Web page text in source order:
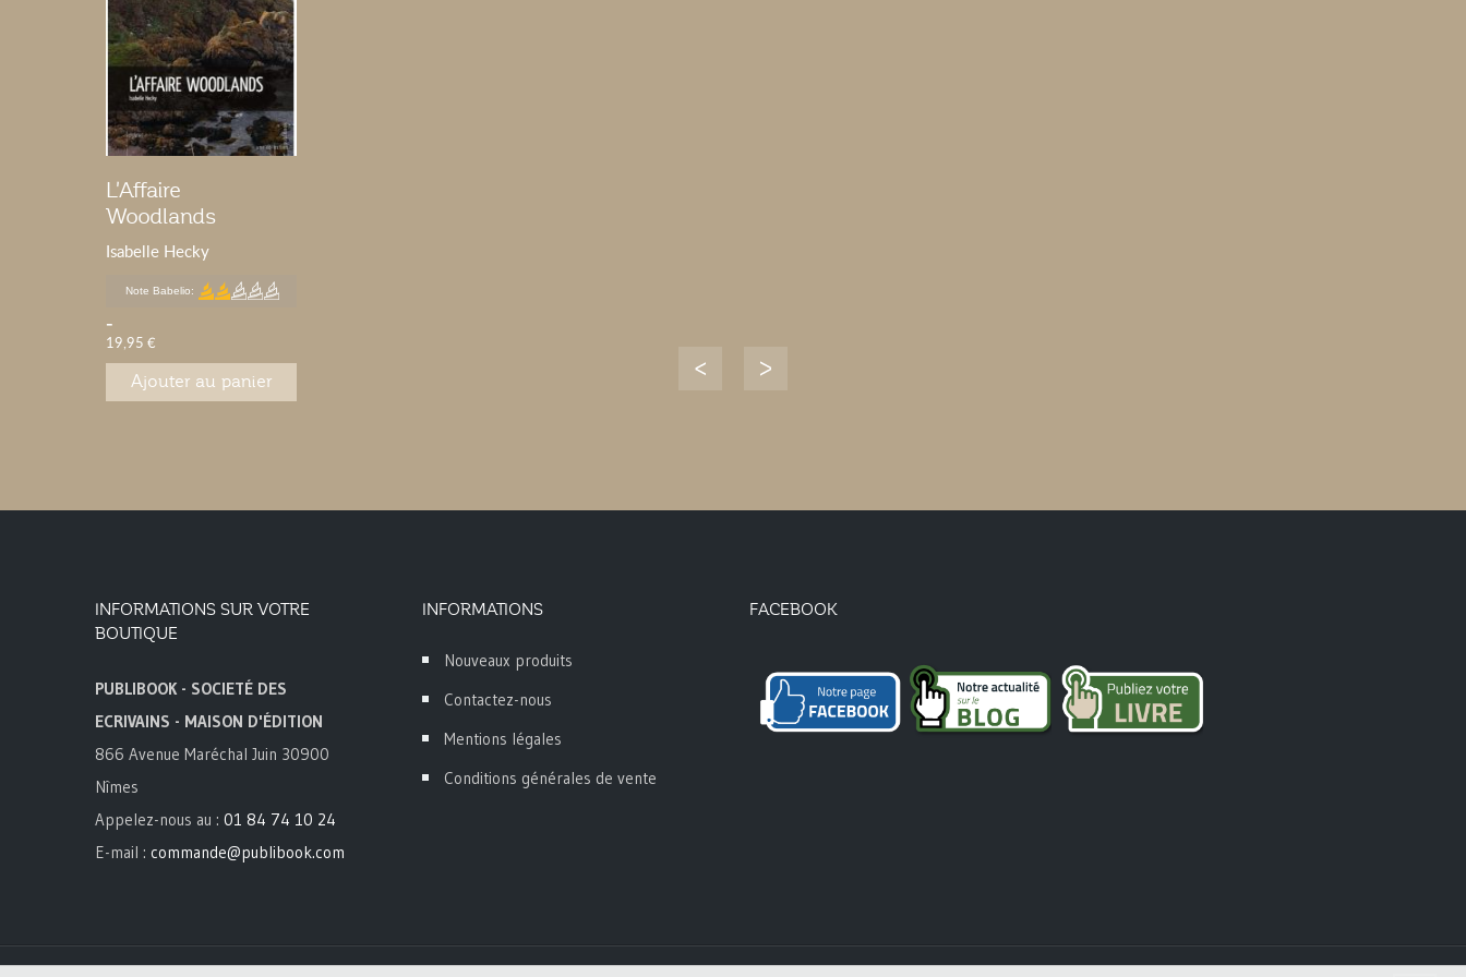
L'Affaire
Woodlands
Isabelle Hecky
Note Babelio:
-
19,95 €
Ajouter au panier
INFORMATIONS SUR VOTRE
BOUTIQUE
PUBLIBOOK - SOCIETÉ DES
ECRIVAINS - MAISON D'ÉDITION
866 Avenue Maréchal Juin 30900
Nîmes
Appelez-nous au : 01 84 74 10 24
E-mail : commande@publibook.com
INFORMATIONS
Nouveaux produits
Contactez-nous
Mentions légales
Conditions générales de vente
FACEBOOK